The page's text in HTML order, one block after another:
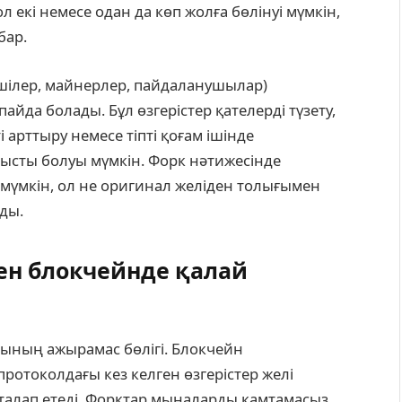
екі немесе одан да көп жолға бөлінуі мүмкін,
майнерлер, пайдаланушылар)
болады. Бұл өзгерістер қателерді түзету,
немесе тіпті қоғам ішінде
болуы мүмкін. Форк нәтижесінде
ол не оригинал желіден толығымен
блокчейнде қалай
ажырамас бөлігі. Блокчейн
кез келген өзгерістер желі